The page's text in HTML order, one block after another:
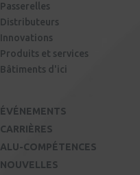
Passerelles
Distributeurs
Innovations
Produits et services
Bâtiments d'ici
ÉVÉNEMENTS
CARRIÈRES
ALU-COMPÉTENCES
NOUVELLES